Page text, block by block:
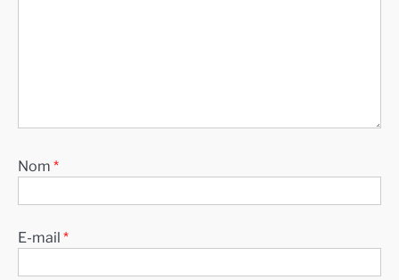
Nom *
E-mail *